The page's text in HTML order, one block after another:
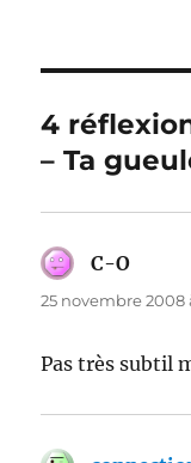
4
– Ta
C-O
25 novembre 2008
Pas très subtil